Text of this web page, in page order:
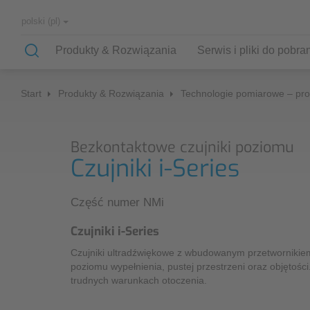
polski (pl)
Produkty & Rozwiązania
Aplikacje
Nasze aplikacje
System pomiarowy dla kanalizacji i
monitoring sieci – NIVUS
Czujnik poziomu dla oczyszczalni – Nivus
System pomiarowy do sieci wodnych –
NIVUS
Pomiar przepływu w otwartych ciekach
Serwis i pliki do
Serwis
kampanie pomiarowe
pomiar porównawczy
montaże
weryfikacja miejsca pomiarowego
Firma
Partnerstwo i współpraca
Nasza historia
NIVUS Niemcy
NIVUS Polska
świecie
Formularz kontaktowy NIVUS
Start Produkty & Rozwiązania Technologie pomiarowe –
Bezkontaktowe czujniki poziomu
Czujniki i-Series
Część numer NMi
Czujniki i-Series
Czujniki ultradźwiękowe z wbudowanym
poziomu wypełnienia, pustej przestrzeni oraz
trudnych warunkach otoczenia.